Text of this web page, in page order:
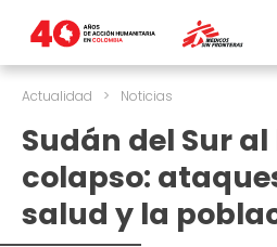
Actualidad > Noticias
Sudán del Sur
colapso:
salud y la